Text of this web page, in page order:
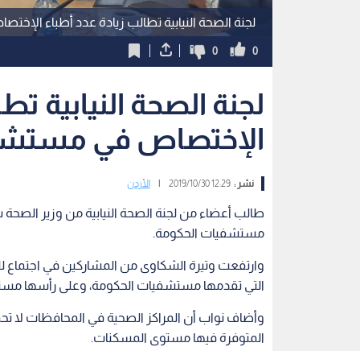
لجنة الصحة النيابية تطالب زيادة عدد أطباء
0
0
لجنة الصحة النيابية
الإختصاص في
نشر :12:29 2019/10/30 الأردن
طالب أعضاء من لجنة الصحة النيابية من وزير
مستشفيات الحكومة.
وارتفعت وتيرة الشكاوى من المشاركين في اجتماع
التي تقدمها مستشفيات الحكومة، وعلى رأسها
وأضاف نواب أن المراكز الصحية في المحافظات لا
المتوفرة فيها مستوى المسكنات.